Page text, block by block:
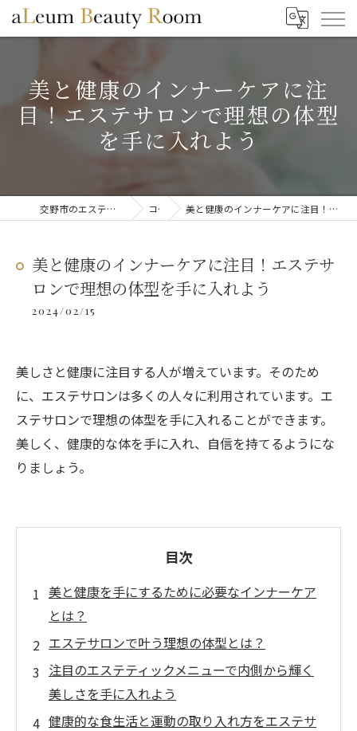
美と健康のインナーケアに注
目！エステサロンで理想の体型
を手に入れよう
交野市のエステならaLeum Beauty Room コラム 美と健康のインナーケアに注目！エステサロンで理想の体型を手に入れよう
美と健康のインナーケアに注目！エステサ
ロンで理想の体型を手に入れよう
2024/02/15
美しさと健康に注目する人が増えています。そのため
に、エステサロンは多くの人々に利用されています。エ
ステサロンで理想の体型を手に入れることができます。
美しく、健康的な体を手に入れ、自信を持てるようにな
りましょう。
目次
美と健康を手にするために必要なインナーケア
とは？
エステサロンで叶う理想の体型とは？
注目のエステティックメニューで内側から輝く
美しさを手に入れよう
健康的な食生活と運動の取り入れ方をエステサ